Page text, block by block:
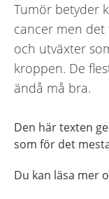
Tumör betyder
cancer men
och utväxter
kroppen. De
ändå må bra.
Den här texten
som för det
Du kan läsa mer